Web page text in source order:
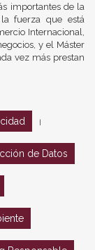
importantes de la
fuerza que está
Internacional,
y el Máster
vez más prestan
de Datos